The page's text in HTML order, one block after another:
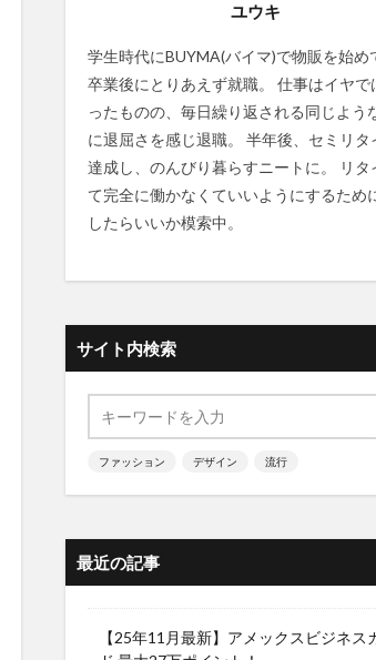
ユウキ
学生時代にBUYMA(バイマ)で物販を始め
卒業後にとりあえず就職。 仕事はイヤで
ったものの、毎日繰り返される同じよう
に退屈さを感じ退職。 半年後、セミリタ
達成し、のんびり暮らすニートに。 リタ
て完全に働かなくていいようにするため
したらいいか模索中。
サイト内検索
ファッション デザイン 流行
最近の記事
【25年11月最新】アメックスビジネス